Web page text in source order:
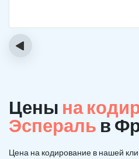
‹
Цены на
Эспераль в
Цена на кодирование в нашей